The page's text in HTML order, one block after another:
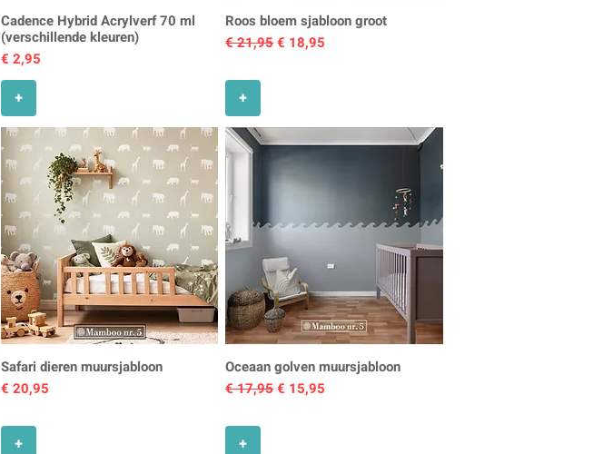
Cadence Hybrid Acrylverf 70 ml
(verschillende kleuren)
Prijs
€ 2,95
+
Roos bloem sjabloon groot
Normale prijs
€ 21,95Verkoopprijs
€ 18,95
+
Safari dieren muursjabloon
Prijs
€ 20,95
+
Oceaan golven muursjabloon
Normale prijs
€ 17,95Verkoopprijs
€ 15,95
+